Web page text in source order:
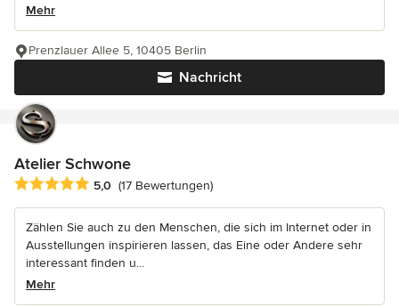
Mehr
Nachricht
Prenzlauer Allee 5, 10405 Berlin
Atelier Schwone
Durchschnittliche Bewertung: 5 von 5 Sternen
5,0 (17 Bewertungen)
Zählen Sie auch zu den Menschen, die sich im Internet oder in
Ausstellungen inspirieren lassen, das Eine oder Andere sehr
interessant finden u...
Mehr